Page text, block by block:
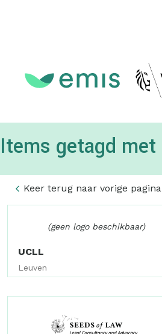
Items getagd met
Keer terug naar vorige pagina
(geen logo beschikbaar)
UCLL
Leuven